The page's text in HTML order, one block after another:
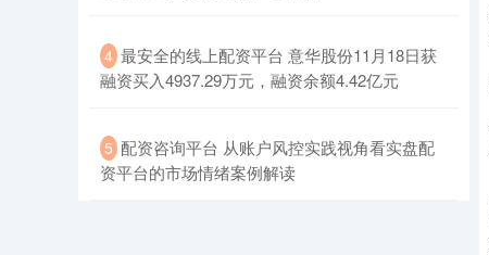
基金指数 7242.10 +12.30 +0.17%
4 ​最安全的线上配资平台 意华股份11月18日获
融资买入4937.29万元，融资余额4.42亿元
5 ​配资咨询平台 从账户风控实践视角看实盘配
资平台的市场情绪案例解读